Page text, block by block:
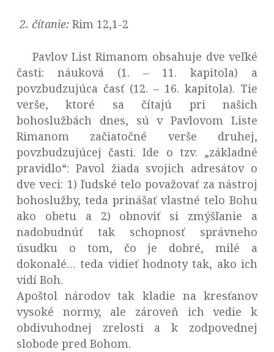
2. čítanie:Rim 12,1-2
Pavlov List Rimanom obsahuje dve veľké
časti: náuková (1. – 11. kapitola) a
povzbudzujúca časť (12. – 16. kapitola). Tie
verše, ktoré sa čítajú pri našich
bohoslužbách dnes, sú v Pavlovom Liste
Rimanom začiatočné verše druhej,
povzbudzujúcej časti. Ide o tzv. „základné
pravidlo“: Pavol žiada svojich adresátov o
dve veci: 1) ľudské telo považovať za nástroj
bohoslužby, teda prinášať vlastné telo Bohu
ako obetu a 2) obnoviť si zmýšľanie a
nadobudnúť tak schopnosť správneho
úsudku o tom, čo je dobré, milé a
dokonalé… teda vidieť hodnoty tak, ako ich
vidí Boh.
Apoštol národov tak kladie na kresťanov
vysoké normy, ale zároveň ich vedie k
obdivuhodnej zrelosti a k zodpovednej
slobode pred Bohom.